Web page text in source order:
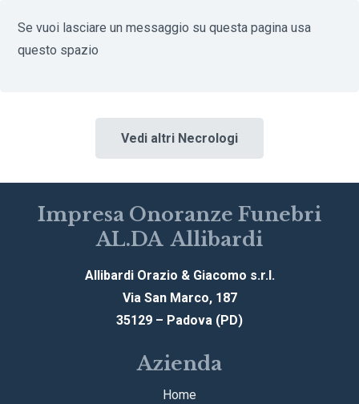
Se vuoi lasciare un messaggio su questa pagina usa
questo spazio
Vedi altri Necrologi
Impresa Onoranze Funebri
AL.DA Allibardi
Allibardi Orazio & Giacomo s.r.l.
Via San Marco, 187
35129 – Padova (PD)
Azienda
Home